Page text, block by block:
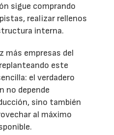
sigue comprando
realizar rellenos
interna.
más empresas del
este
el verdadero
no depende
sino también
al máximo